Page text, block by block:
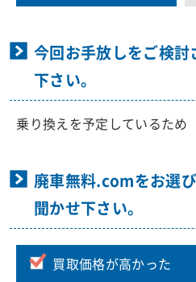
今回お手放しをご検
下さい。
乗り換えを予定しているため
廃車無料.comをお選
聞かせ下さい。
買取価格が高かった